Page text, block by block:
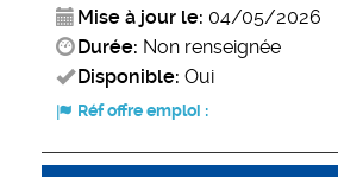
Mise à jour le: 04/05/2026
Durée: Non renseignée
Disponible: Oui
Réf offre emploi :